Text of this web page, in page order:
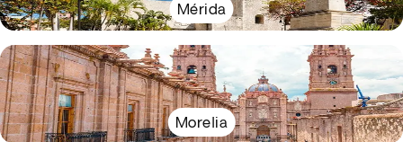
Mérida
Morelia